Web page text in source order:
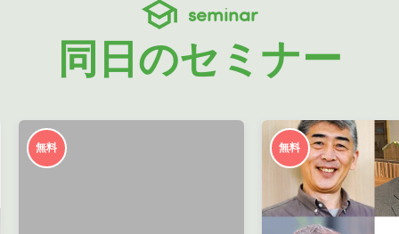
seminar
同日のセミナー
無料 無料